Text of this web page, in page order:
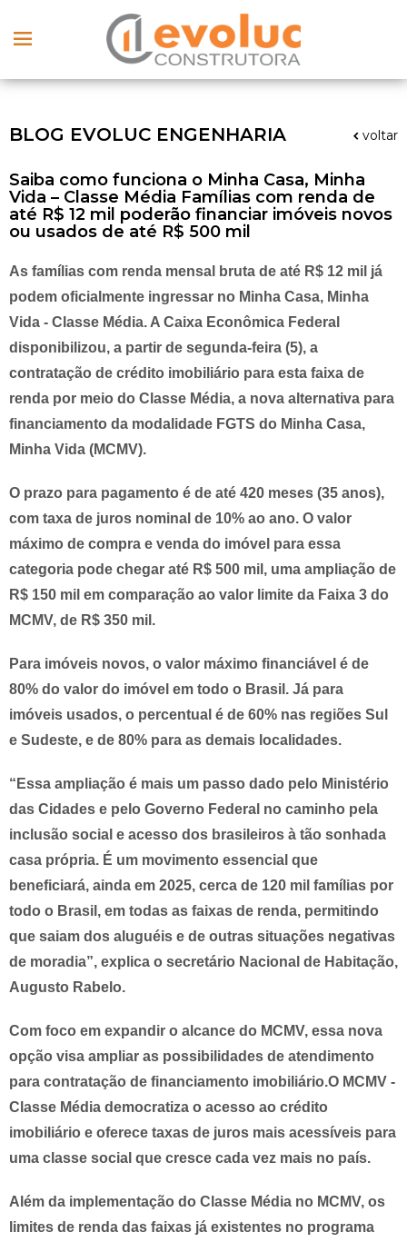
BLOG EVOLUC ENGENHARIA voltar
Saiba como funciona o Minha Casa, Minha
Vida – Classe Média Famílias com renda de
até R$ 12 mil poderão financiar imóveis novos
ou usados de até R$ 500 mil
As famílias com renda mensal bruta de até R$ 12 mil já
podem oficialmente ingressar no Minha Casa, Minha
Vida - Classe Média. A Caixa Econômica Federal
disponibilizou, a partir de segunda-feira (5), a
contratação de crédito imobiliário para esta faixa de
renda por meio do Classe Média, a nova alternativa para
financiamento da modalidade FGTS do Minha Casa,
Minha Vida (MCMV).
O prazo para pagamento é de até 420 meses (35 anos),
com taxa de juros nominal de 10% ao ano. O valor
máximo de compra e venda do imóvel para essa
categoria pode chegar até R$ 500 mil, uma ampliação de
R$ 150 mil em comparação ao valor limite da Faixa 3 do
MCMV, de R$ 350 mil.
Para imóveis novos, o valor máximo financiável é de
80% do valor do imóvel em todo o Brasil. Já para
imóveis usados, o percentual é de 60% nas regiões Sul
e Sudeste, e de 80% para as demais localidades.
“Essa ampliação é mais um passo dado pelo Ministério
das Cidades e pelo Governo Federal no caminho pela
inclusão social e acesso dos brasileiros à tão sonhada
casa própria. É um movimento essencial que
beneficiará, ainda em 2025, cerca de 120 mil famílias por
todo o Brasil, em todas as faixas de renda, permitindo
que saiam dos aluguéis e de outras situações negativas
de moradia”, explica o secretário Nacional de Habitação,
Augusto Rabelo.
Com foco em expandir o alcance do MCMV, essa nova
opção visa ampliar as possibilidades de atendimento
para contratação de financiamento imobiliário.O MCMV -
Classe Média democratiza o acesso ao crédito
imobiliário e oferece taxas de juros mais acessíveis para
uma classe social que cresce cada vez mais no país.
Além da implementação do Classe Média no MCMV, os
limites de renda das faixas já existentes no programa